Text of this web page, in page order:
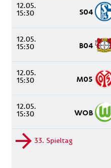
12.05.
15:30 S04
12.05.
15:30 B04
12.05.
15:30 M05
12.05.
15:30 WOB
33. Spieltag